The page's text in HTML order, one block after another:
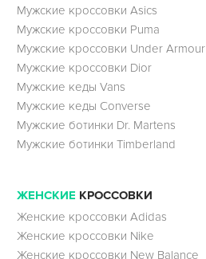
Мужские кроссовки Asics
Мужские кроссовки Puma
Мужские кроссовки Under Armour
Мужские кроссовки Dior
Мужские кеды Vans
Мужские кеды Converse
Мужские ботинки Dr. Martens
Мужские ботинки Timberland
ЖЕНСКИЕ КРОССОВКИ
Женские кроссовки Adidas
Женские кроссовки Nike
Женские кроссовки New Balance